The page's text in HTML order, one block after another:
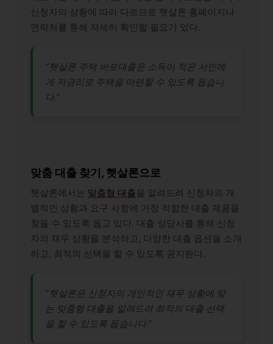
신청자의 상황에 따라 다르므로 햇살론 홈페이지나
연락처를 통해 자세히 확인할 필요가 있다.
“햇살론 주택 바로대출은 소득이 적은 서민에
게 저금리로 주택을 마련할 수 있도록 돕습니
다.”
맞춤 대출 찾기, 햇살론으로
햇살론에서는 맞춤형 대출을 알려드려 신청자의 개
별적인 상황과 요구 사항에 가장 적합한 대출 제품을
찾을 수 있도록 돕고 있다. 대출 상담사를 통해 신청
자의 재무 상황을 분석하고, 다양한 대출 옵션을 소개
하고, 최적의 선택을 할 수 있도록 공지한다.
“햇살론은 신청자의 개인적인 재무 상황에 맞
는 맞춤형 대출을 알려드려 최적의 대출 선택
을 할 수 있도록 돕습니다.”